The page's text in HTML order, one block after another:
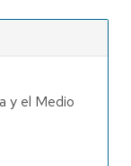
y el Medio